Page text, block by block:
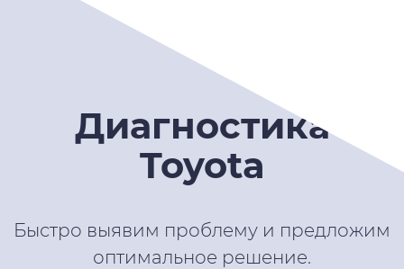
Диагностика
Toyota
Быстро выявим проблему и предложим
оптимальное решение.